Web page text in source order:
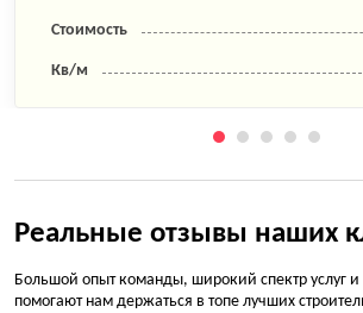
Стоимость
Кв/м
Реальные отзывы наших
Большой опыт команды, широкий спектр услуг
помогают нам держаться в топе лучших